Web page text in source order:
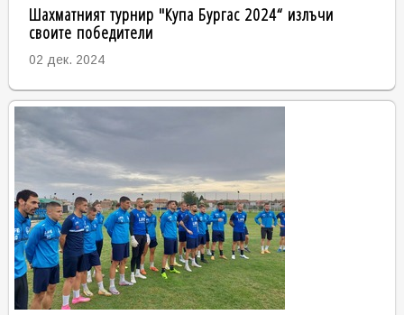
Шахматният турнир "Купа Бургас 2024“ излъчи
своите победители
02 дек. 2024